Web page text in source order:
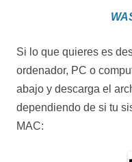
Si lo que quieres es
ordenador, PC o
abajo y descarga el
dependiendo de si tu
MAC: